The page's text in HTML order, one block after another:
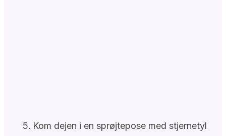
Kom dejen i en sprøjtepose med stjernetyl